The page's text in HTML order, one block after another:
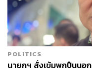
วันมูหะมัดนอร์ เปิดเผย
นี้เดินทางมาที่ทำเนียบรั
รัฐมนตรี หลังได้รับการ
รัฐมนตรี ส่วนจะให้รับผิ
การพูดคุยกับนายกรัฐมนต
POLITICS
นายกฯ สั่งเข้มพกปืนนอก